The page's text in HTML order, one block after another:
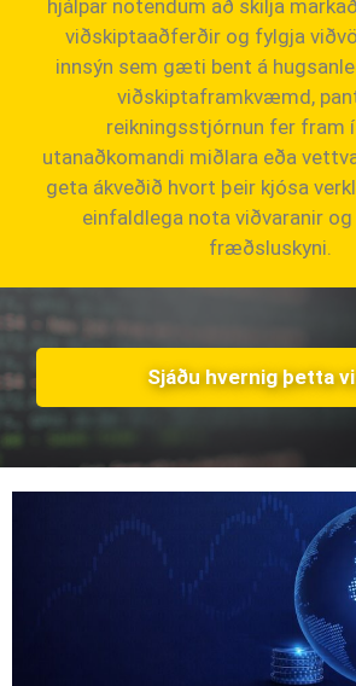
hjálpar notendum að skilja
viðskiptaaðferðir og fylgja
innsýn sem gæti bent á
viðskiptaframkvæmd,
reikningsstjórnun fer fram
utanaðkomandi miðlara eða
geta ákveðið hvort þeir kjósa
einfaldlega nota viðvaranir
fræðsluskyni.
Sjáðu hvernig þetta